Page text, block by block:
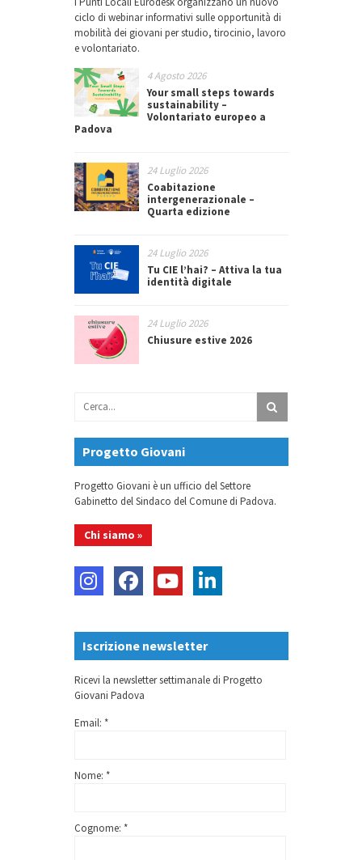
ciclo di webinar informativi sulle opportunità di
mobilità dei giovani per studio, tirocinio, lavoro
e volontariato.
4 Agosto 2026
Your small steps towards
sustainability –
Volontariato europeo a
Padova
24 Luglio 2026
Coabitazione
intergenerazionale –
Quarta edizione
24 Luglio 2026
Tu CIE l’hai? – Attiva la tua
identità digitale
24 Luglio 2026
Chiusure estive 2026
Progetto Giovani
Progetto Giovani è un ufficio del Settore
Gabinetto del Sindaco del Comune di Padova.
Chi siamo »
Iscrizione newsletter
Ricevi la newsletter settimanale di Progetto
Giovani Padova
Email: *
Nome: *
Cognome: *